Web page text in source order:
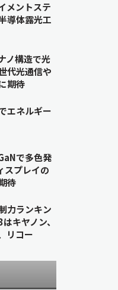
メントステ
導体露光工
ノ構造で光
代光通信や
期待
エネルギー
で多色発
プレイの
待
力ランキン
キヤノン、
リコー